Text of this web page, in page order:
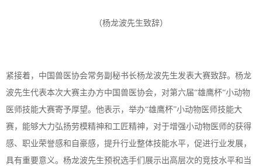
（杨龙波先生致辞）
紧接着，中国兽医协会常务副秘书长杨龙波先生发表大赛致辞。杨龙
波先生代表本次大赛主办方中国兽医协会，对第六届“雄鹰杯“小动物
医师技能大赛寄予厚望。他表示，举办“雄鹰杯”小动物医师技能大
赛，能够大力弘扬劳模精神和工匠精神，对于增强小动物医师的获得
感、职业荣誉感和自豪感，提升行业整体技能水平，促进行业发展，
具有重要意义。杨龙波先生预祝选手们展示出高层次的竞技水平和当